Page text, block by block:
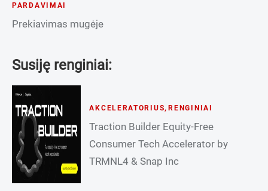
PARDAVIMAI
Prekiavimas mugėje
Susiję renginiai:
AKCELERATORIUS, RENGINIAI
Traction Builder Equity-Free
Consumer Tech Accelerator by
TRMNL4 & Snap Inc